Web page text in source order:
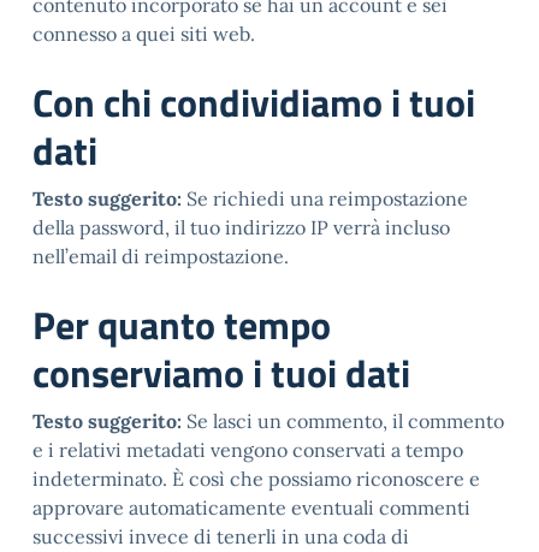
contenuto incorporato se hai un account e sei
connesso a quei siti web.
Con chi condividiamo i tuoi
dati
Testo suggerito: Se richiedi una reimpostazione
della password, il tuo indirizzo IP verrà incluso
nell’email di reimpostazione.
Per quanto tempo
conserviamo i tuoi dati
Testo suggerito: Se lasci un commento, il commento
e i relativi metadati vengono conservati a tempo
indeterminato. È così che possiamo riconoscere e
approvare automaticamente eventuali commenti
successivi invece di tenerli in una coda di